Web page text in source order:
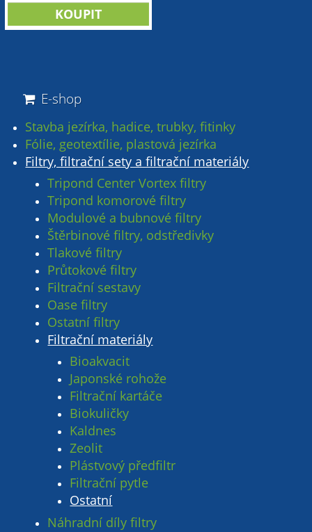
E-shop
Stavba jezírka, hadice, trubky, fitinky
Fólie, geotextílie, plastová jezírka
Filtry, filtrační sety a filtrační materiály
Tripond Center Vortex filtry
Tripond komorové filtry
Modulové a bubnové filtry
Štěrbinové filtry, odstředivky
Tlakové filtry
Průtokové filtry
Filtrační sestavy
Oase filtry
Ostatní filtry
Filtrační materiály
Bioakvacit
Japonské rohože
Filtrační kartáče
Biokuličky
Kaldnes
Zeolit
Plástvový předfiltr
Filtrační pytle
Ostatní
Náhradní díly filtry